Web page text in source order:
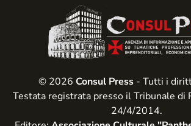
© 2026 Consul Press- Tutti i
Testata registrata presso il Tribunale di
24/4/2014.